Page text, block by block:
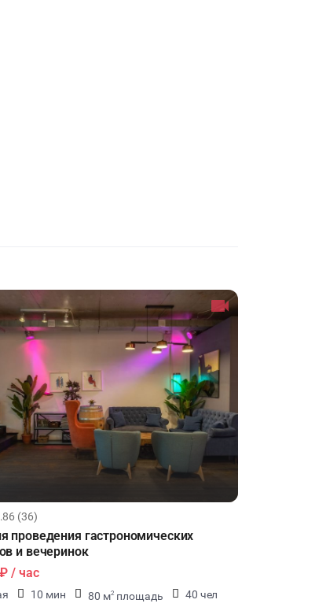
(36)
проведения гастрономических
и вечеринок
/ час
10 мин 80 м2 площадь
40 чел